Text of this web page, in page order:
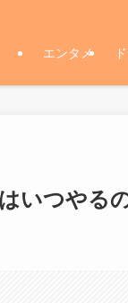
エンタメ
つやる